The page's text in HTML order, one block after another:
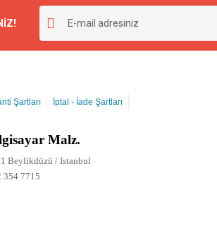
Şartları İptal - İade Şartları
Malz.
Beylikdüzü / Istanbul
354 7715